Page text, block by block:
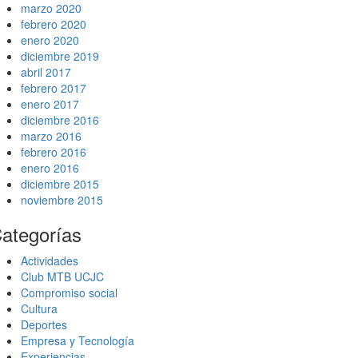
marzo 2020
febrero 2020
enero 2020
diciembre 2019
abril 2017
febrero 2017
enero 2017
diciembre 2016
marzo 2016
febrero 2016
enero 2016
diciembre 2015
noviembre 2015
Actividades
Club MTB UCJC
Compromiso social
Cultura
Deportes
Empresa y Tecnología